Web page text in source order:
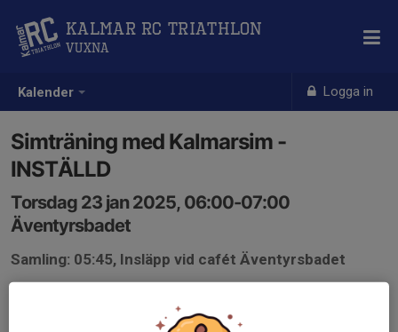
Kalender Logga in
Kalmar RC Triathlon
Vuxna
Simträning med Kalmarsim -
INSTÄLLD
Torsdag 23 jan 2025, 06:00-07:00
Äventyrsbadet
Samling: 05:45, Insläpp vid cafét Äventyrsbadet